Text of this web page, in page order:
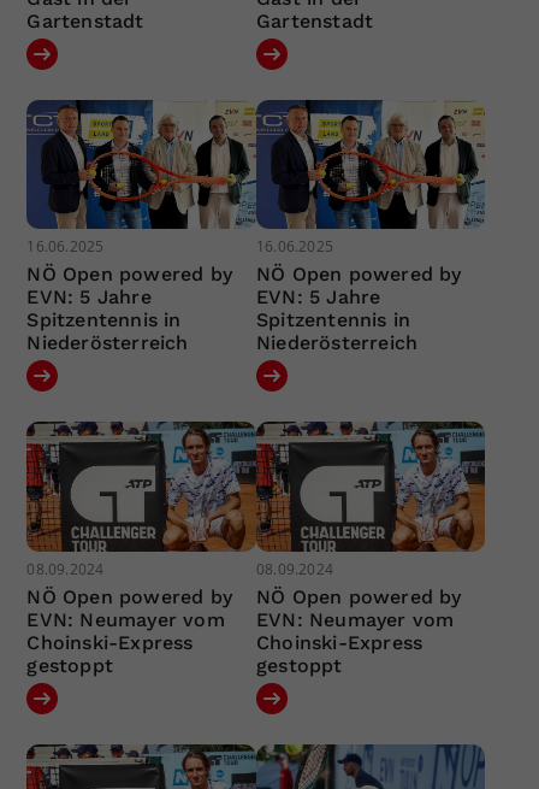
Gartenstadt
Gartenstadt
16.06.2025
NÖ Open powered by
EVN: 5 Jahre
Spitzentennis in
Niederösterreich
16.06.2025
NÖ Open powered by
EVN: 5 Jahre
Spitzentennis in
Niederösterreich
08.09.2024
NÖ Open powered by
EVN: Neumayer vom
Choinski-Express
gestoppt
08.09.2024
NÖ Open powered by
EVN: Neumayer vom
Choinski-Express
gestoppt